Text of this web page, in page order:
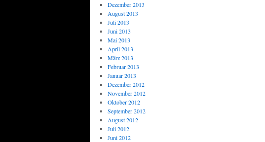
Dezember 2013
August 2013
Juli 2013
Juni 2013
Mai 2013
April 2013
März 2013
Februar 2013
Januar 2013
Dezember 2012
November 2012
Oktober 2012
September 2012
August 2012
Juli 2012
Juni 2012